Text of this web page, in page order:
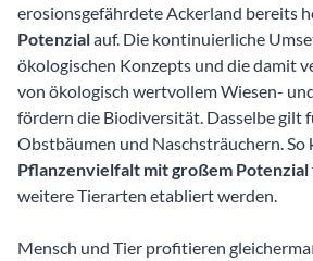
erosionsgefährdete Ackerland bereits
Potenzialauf. Die kontinuierliche
ökologischen Konzepts und die damit
von ökologisch wertvollem Wiesen-
fördern die Biodiversität. Dasselbe gilt
Obstbäumen und Naschsträuchern. So
Pflanzenvielfalt mit großem Potenzial
weitere Tierarten etabliert werden.
Mensch und Tier profitieren